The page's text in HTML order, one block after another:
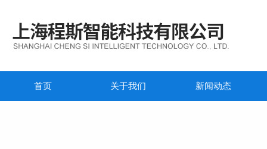
首页 关于我们 新闻动态